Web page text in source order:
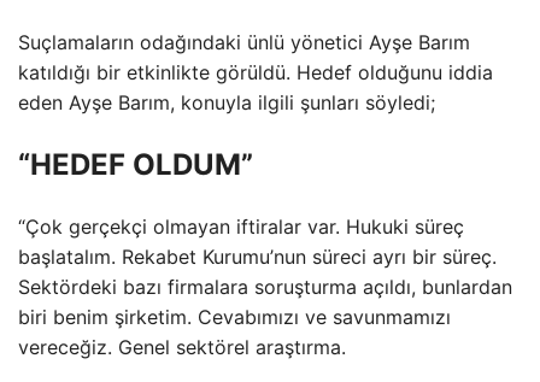
Suçlamaların odağındaki ünlü yönetici Ayşe Barım
katıldığı bir etkinlikte görüldü. Hedef olduğunu iddia
eden Ayşe Barım, konuyla ilgili şunları söyledi;
“HEDEF OLDUM”
“Çok gerçekçi olmayan iftiralar var. Hukuki süreç
başlatalım. Rekabet Kurumu’nun süreci ayrı bir süreç.
Sektördeki bazı firmalara soruşturma açıldı, bunlardan
biri benim şirketim. Cevabımızı ve savunmamızı
vereceğiz. Genel sektörel araştırma.